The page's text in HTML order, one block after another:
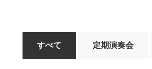
すべて 定期演奏会